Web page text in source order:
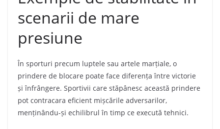
scenarii de mare
presiune
În sporturi precum luptele sau artele marțiale, o
prindere de blocare poate face diferența între victorie
și înfrângere. Sportivii care stăpânesc această prindere
pot contracara eficient mișcările adversarilor,
menținându-și echilibrul în timp ce execută tehnici.